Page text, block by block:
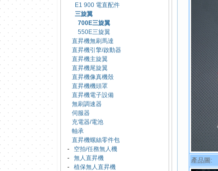
E1 900 電直配件
三旋翼
700E三旋翼
550E三旋翼
直昇機無刷馬達
直昇機引擎/啟動器
直昇機主旋翼
直昇機尾旋翼
直昇機像真機殼
直昇機機頭罩
直昇機電子設備
無刷調速器
伺服器
充電器/電池
軸承
直昇機螺絲零件包
- 空拍/任務無人機
- 無人直昇機
- 植保無人直昇機
產品圖: